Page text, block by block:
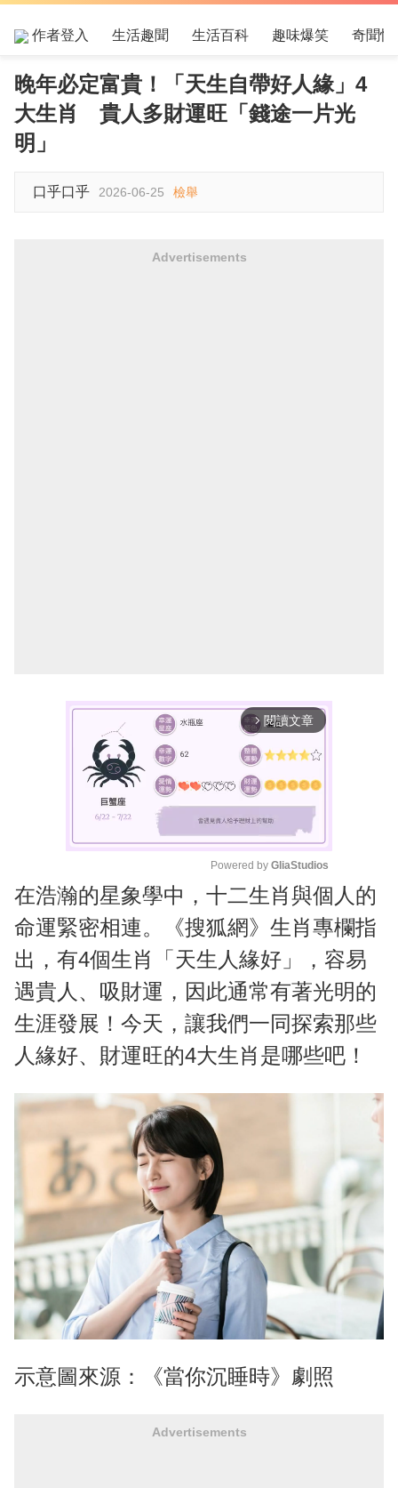
作者登入 生活趣聞 生活百科 趣味爆笑 奇聞怪
晚年必定富貴！「天生自帶好人緣」4
大生肖 貴人多財運旺「錢途一片光
明」
口乎口乎 2026-06-25 檢舉
Advertisements
arrow_forward_ios 閱讀文章
M
u
t
e
Powered by GliaStudios
在浩瀚的星象學中，十二生肖與個人的
命運緊密相連。《搜狐網》生肖專欄指
出，有4個生肖「天生人緣好」，容易
遇貴人、吸財運，因此通常有著光明的
生涯發展！今天，讓我們一同探索那些
人緣好、財運旺的4大生肖是哪些吧！
示意圖來源：《當你沉睡時》劇照
Advertisements